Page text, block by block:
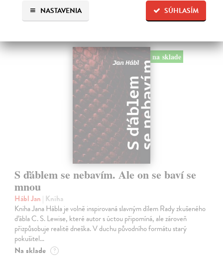
SÚHLASÍM
NASTAVENIA
15,50 € ?
na sklade
S ďáblem se nebavím. Ale on se baví se
mnou
Hábl Jan | Kniha
Kniha Jana Hábla je volně inspirovaná slavným dílem Rady zkušeného
ďábla C. S. Lewise, které autor s úctou připomíná, ale zároveň
přizpůsobuje realitě dneška. V duchu původního formátu starý
pokušitel…
Na sklade ?